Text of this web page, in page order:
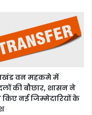
वन महकमे में
की बौछार, शासन ने
किए नई जिम्मेदारियों के